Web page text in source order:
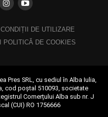
DE UTILIZARE
POLITICĂ DE COOKIES
Pres SRL, cu sediul în Alba Iulia,
cod poștal 510093, societate
Comerțului Alba sub nr. J
(CUI) RO 1756666